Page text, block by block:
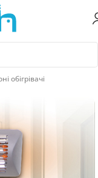
обігрівачі